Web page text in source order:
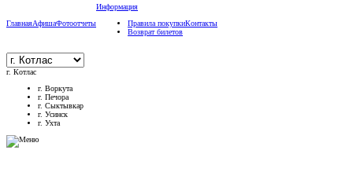
ГлавнаяАфишаФотоотчеты
Информация
Правила покупки
Возврат билетов
Контакты
г. Котлас
г. Воркута
г. Печора
г. Сыктывкар
г. Усинск
г. Ухта